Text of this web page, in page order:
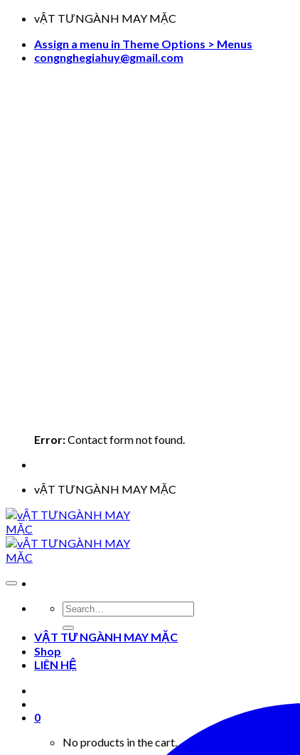
Skip
content
vẬT TƯNGÀNH MAY MẶC
Assign a menu in Theme Options > Menus
congnghegiahuy@gmail.com
Error:Contact form not found.
vẬT TƯNGÀNH MAY MẶC
Search
for:
VẬT TƯ NGÀNH MAY MẶC
Shop
LIÊN HỆ
0
No products in the cart.